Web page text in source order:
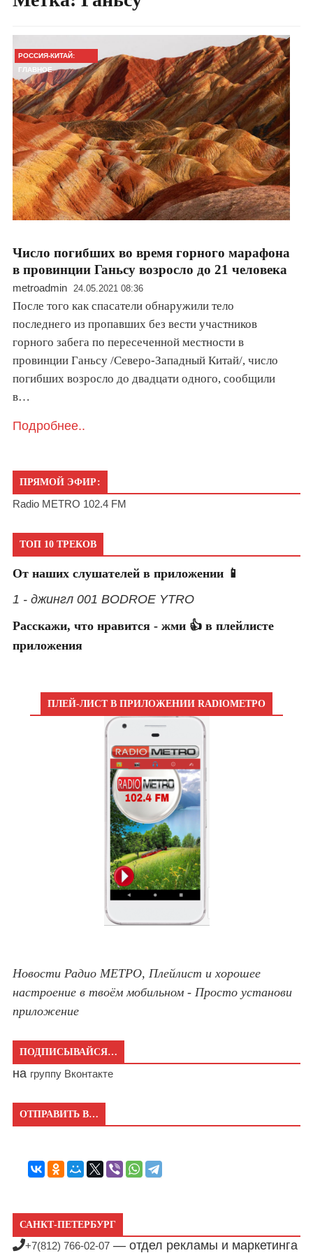
РОССИЯ-КИТАЙ:
ГЛАВНОЕ
Число погибших во время горного марафона
в провинции Ганьсу возросло до 21 человека
metroadmin 24.05.2021 08:36
После того как спасатели обнаружили тело
последнего из пропавших без вести участников
горного забега по пересеченной местности в
провинции Ганьсу /Северо-Западный Китай/, число
погибших возросло до двадцати одного, сообщили
в…
Подробнее..
ПРЯМОЙ ЭФИР:
Radio METRO 102.4 FM
ТОП 10 ТРЕКОВ
От наших слушателей в приложении 📱
1 - джингл 001 BODROE YTRO
Расскажи, что нравится - жми 👍 в плейлисте
приложения
ПЛЕЙ-ЛИСТ В ПРИЛОЖЕНИИ RADIOМЕТРО
Новости Радио МЕТРО, Плейлист и хорошее
настроение в твоём мобильном - Просто установи
приложение
ПОДПИСЫВАЙСЯ…
на группу Вконтакте
ОТПРАВИТЬ В…
САНКТ-ПЕТЕРБУРГ
+7(812) 766-02-07 — отдел рекламы и маркетинга